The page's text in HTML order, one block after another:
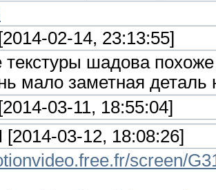
[2014-02-14, 23:13:55]
текстуры шадова
мало заметная деталь
[2014-03-11, 18:55:04]
[2014-03-12, 18:08:26]
screen/